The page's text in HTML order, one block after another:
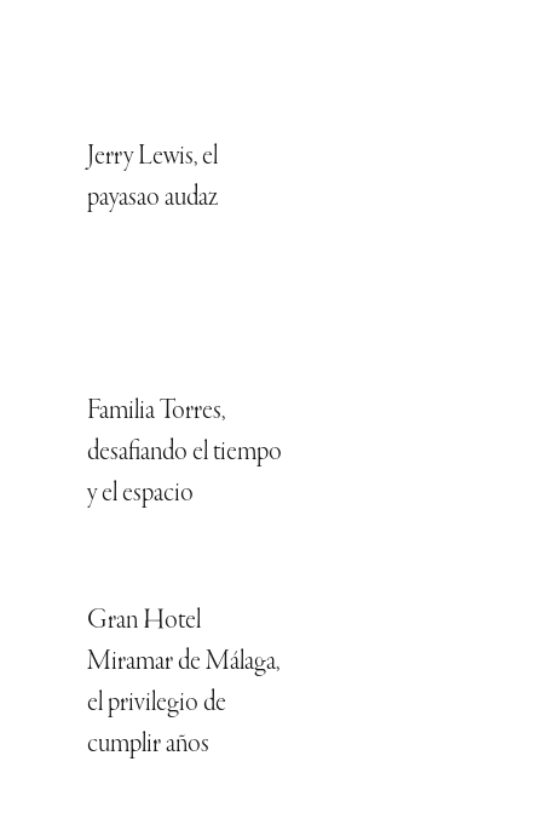
Jerry Lewis, el
payasao audaz
Familia Torres,
desafiando el tiempo
y el espacio
Gran Hotel
Miramar de Málaga,
el privilegio de
cumplir años